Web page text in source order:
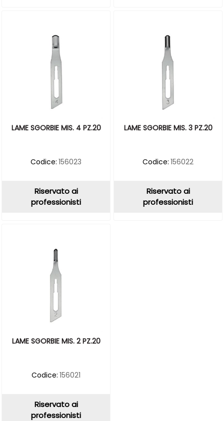
LAME SGORBIE MIS. 4 PZ.20
Codice: 156023
Riservato ai
professionisti
LAME SGORBIE MIS. 3 PZ.20
Codice: 156022
Riservato ai
professionisti
LAME SGORBIE MIS. 2 PZ.20
Codice: 156021
Riservato ai
professionisti